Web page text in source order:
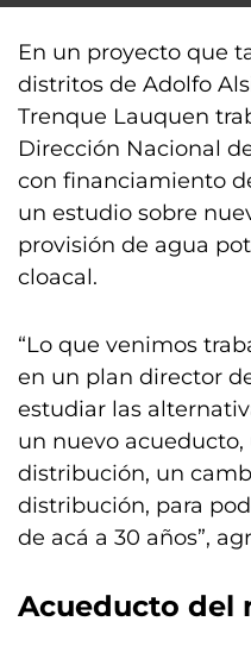
En un proyecto que
distritos de Adolfo
Trenque Lauquen
Dirección Nacional
con financiamiento
un estudio sobre
provisión de agua
cloacal.
“Lo que venimos
en un plan director
estudiar las
un nuevo
distribución, un
distribución, para
de acá a 30 años”,
Acueducto del